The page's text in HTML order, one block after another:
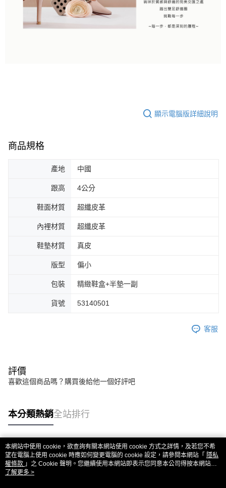
顯示電腦版詳細說明
商品規格
產地 中國
跟高 4公分
鞋面材質 超纖皮革
內裡材質 超纖皮革
鞋墊材質 真皮
版型 偏小
包裝 精緻鞋盒+半墊一副
貨號 53140501
客服
評價
喜歡這個商品嗎？購買後給他一個好評吧
本分類熱銷全站排行
熱門標籤
本網站中使用 cookie，欲查詢有關本網站使用 cookie 方式之詳情，及若您不希
望在電腦上使用 cookie 時應如何變更電腦的 cookie 設定，請參閱本網站「 隱私
權條款 」之 Cookie 聲明。您繼續使用本網站即表示您同意本公司得按本網站使
用條款之 Cookie 聲明使用 cookie。
了解更多 >